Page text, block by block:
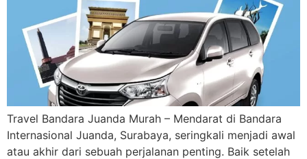
Travel Bandara Juanda Murah – Mendarat di Bandara
Internasional Juanda, Surabaya, seringkali menjadi awal
atau akhir dari sebuah perjalanan penting. Baik setelah